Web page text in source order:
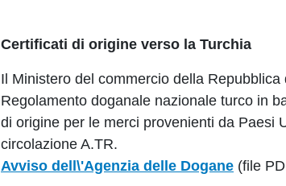
Certificati di origine verso la Turchia
Il Ministero del commercio della
Regolamento doganale nazionale turco in
di origine per le merci provenienti da Paesi
circolazione A.TR.
Avviso dell\'Agenzia delle Dogane (file